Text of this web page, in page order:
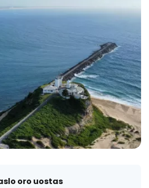
oro uostas
Tęsti el. paštu